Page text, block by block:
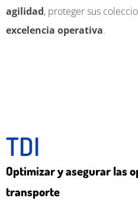
agilidad, proteger sus
excelencia operativa.
TDI
Optimizar y asegurar las
transporte